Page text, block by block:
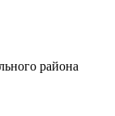
района